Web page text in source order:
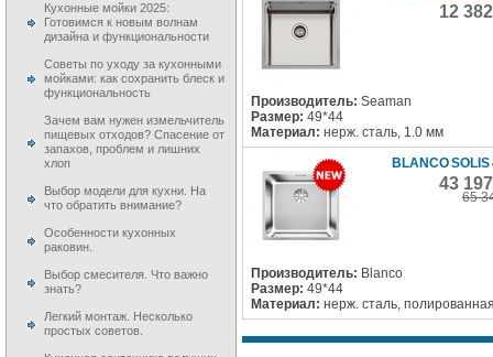
12
Производитель: Seaman
Размер: 49*44
Материал: нерж. сталь, 1.0 мм
BLANCO SOLIS
43
65
Производитель: Blanco
Размер: 49*44
Материал: нерж. сталь,
Кухонные мойки 2025:
Готовимся к новым волнам
дизайна и функциональности
Советы по уходу за кухонными
мойками: как сохранить блеск и
функциональность
Зачем вам нужен измельчитель
пищевых отходов? Спасение от
запахов, проблем и лишних
хлоп
Выбор модели для кухни. На
что обратить внимание?
Особенности кухонных
раковин.
Выбор смесителя. Что важно
знать?
Легкий монтаж. Несколько
простых советов.